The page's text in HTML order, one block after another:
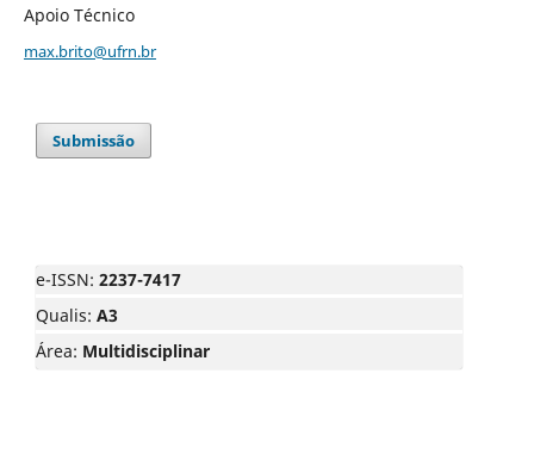
Apoio Técnico
max.brito@ufrn.br
Submissão
e-ISSN: 2237-7417
Qualis: A3
Área: Multidisciplinar